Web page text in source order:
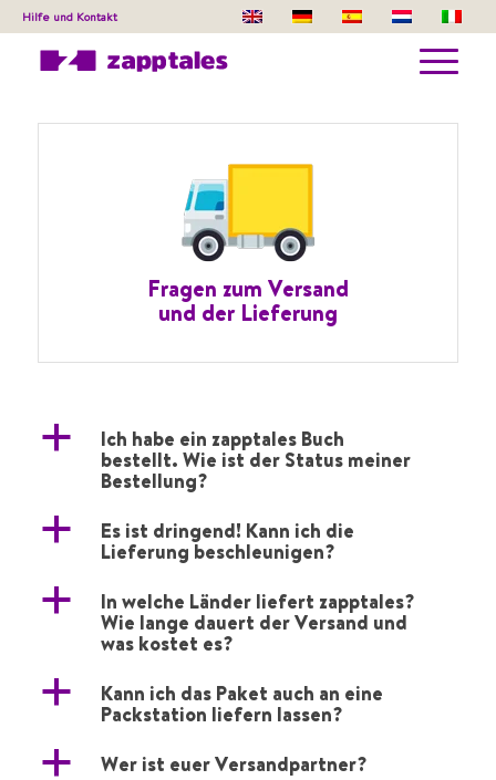
Hilfe und Kontakt
Fragen zum Versand
und der Lieferung
a
Ich habe ein zapptales Buch
bestellt. Wie ist der Status meiner
Bestellung?
a
Es ist dringend! Kann ich die
Lieferung beschleunigen?
a
In welche Länder liefert zapptales?
Wie lange dauert der Versand und
was kostet es?
a
Kann ich das Paket auch an eine
Packstation liefern lassen?
a Wer ist euer Versandpartner?